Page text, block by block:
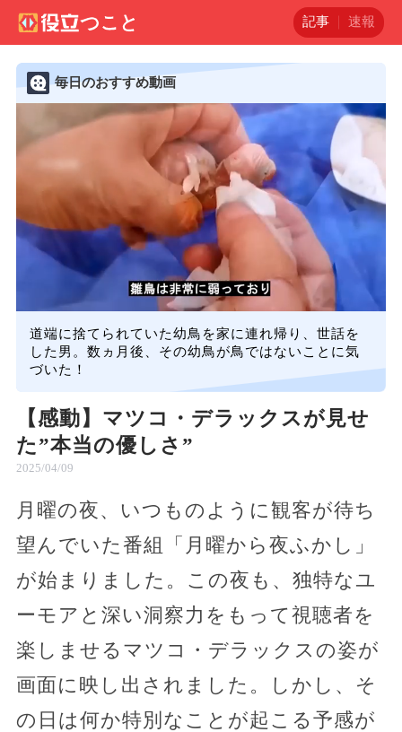
記事 速報
毎日のおすすめ動画
道端に捨てられていた幼鳥を家に連れ帰り、世話を
した男。数ヵ月後、その幼鳥が鳥ではないことに気
づいた！
【感動】マツコ・デラックスが見せ
た”本当の優しさ”
2025/04/09
月曜の夜、いつものように観客が待ち
望んでいた番組「月曜から夜ふかし」
が始まりました。この夜も、独特なユ
ーモアと深い洞察力をもって視聴者を
楽しませるマツコ・デラックスの姿が
画面に映し出されました。しかし、そ
の日は何か特別なことが起こる予感が